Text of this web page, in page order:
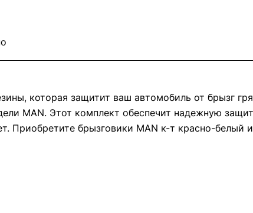
которая защитит ваш автомобиль от брызг
MAN. Этот комплект обеспечит надежную
Приобретите брызговики MAN к-т красно-белый